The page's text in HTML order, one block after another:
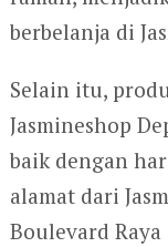
berbelanja di
Selain itu,
Jasmineshop
baik dengan
alamat dari
Boulevard Raya